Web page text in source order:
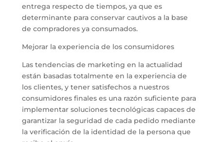
entrega respecto de tiempos, ya que es
determinante para conservar cautivos a la base
de compradores ya consumados.
Mejorar la experiencia de los consumidores
Las tendencias de marketing en la actualidad
están basadas totalmente en la experiencia de
los clientes, y tener satisfechos a nuestros
consumidores finales es una razón suficiente para
implementar soluciones tecnológicas capaces de
garantizar la seguridad de cada pedido mediante
la verificación de la identidad de la persona que